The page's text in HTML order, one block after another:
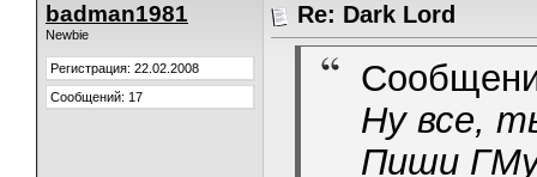
badman1981
Newbie
Регистрация: 22.02.2008
Сообщений: 17
Re: Dark Lord
Ну все,
Пиши